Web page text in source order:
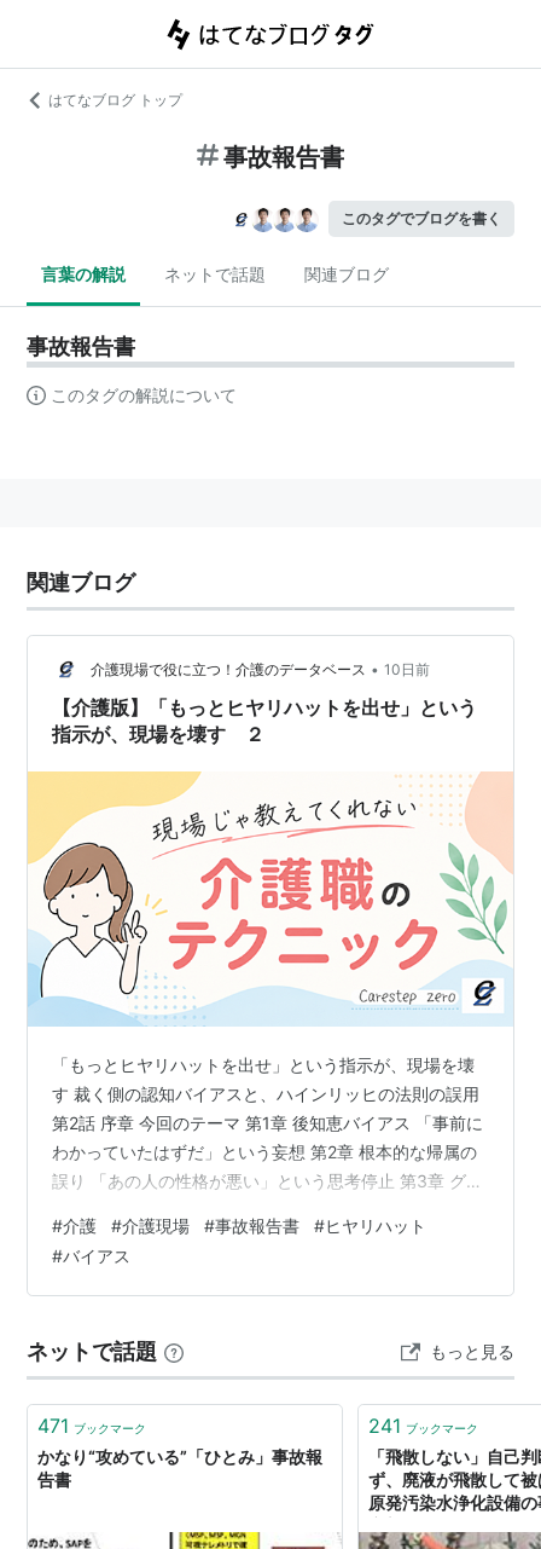
はてなブログ トップ
事故報告書
このタグでブログを書く
言葉の解説 ネットで話題 関連ブログ
事故報告書
このタグの解説について
関連ブログ
介護現場で役に立つ！介護のデータベース • 10日前
【介護版】「もっとヒヤリハットを出せ」という
指示が、現場を壊す ２
「もっとヒヤリハットを出せ」という指示が、現場を壊
す 裁く側の認知バイアスと、ハインリッヒの法則の誤用
第2話 序章 今回のテーマ 第1章 後知恵バイアス 「事前に
わかっていたはずだ」という妄想 第2章 根本的な帰属の
誤り 「あの人の性格が悪い」という思考停止 第3章 グッ
インリッヒの法則、その「誤用」の正体 第5章 数合わせ
が引き起こす、逆説的な悪循環 第6章 ジャスト・カルチ
ャー 「責めるべきもの」と「責めるべきでないもの」を
分される側・報告する側の心理として、損失回避バイア
ス…
#介護 #介護現場 #事故報告書 #ヒヤリハット
#バイアス
ネットで話題 もっと見る
471 ブックマーク
かなり“攻めている”「ひとみ」事故報
告書
241 ブックマーク
「飛散しない」自己
ず、廃液が飛散して
原発汚染水浄化設備